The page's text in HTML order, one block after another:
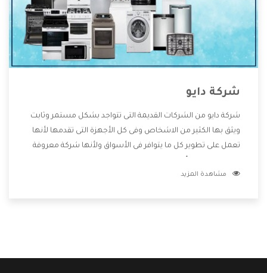
شركة دايو
شركة دايو من الشركات القديمة التى تتواجد بشكل مستمر وثابت
ويثق بها الكثير من الاشخاص وفى كل الأجهزة التى تقدمها لأنها
تعمل على تطوير كل ما يتوافر فى الأسواق ولأنها شركة معروفة
للعملاء أقوى العروض والخصومات التى تسهل على المستهلك
مشاهدة المزيد